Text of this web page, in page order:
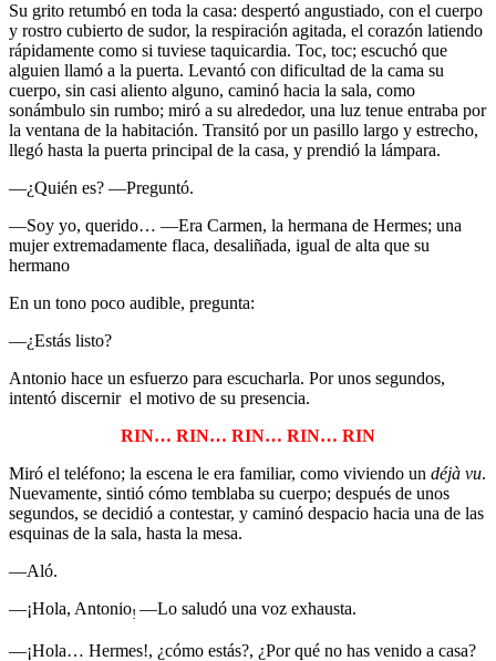
Su grito retumbó en toda la casa: despertó angustiado, con el cuerpo
y rostro cubierto de sudor, la respiración agitada, el corazón latiendo
rápidamente como si tuviese taquicardia. Toc, toc; escuchó que
alguien llamó a la puerta. Levantó con dificultad de la cama su
cuerpo, sin casi aliento alguno, caminó hacia la sala, como
sonámbulo sin rumbo; miró a su alrededor, una luz tenue entraba por
la ventana de la habitación. Transitó por un pasillo largo y estrecho,
llegó hasta la puerta principal de la casa, y prendió la lámpara.
—¿Quién es? —Preguntó.
—Soy yo, querido… —Era Carmen, la hermana de Hermes; una
mujer extremadamente flaca, desaliñada, igual de alta que su
hermano
En un tono poco audible, pregunta:
—¿Estás listo?
Antonio hace un esfuerzo para escucharla. Por unos segundos,
intentó discernir el motivo de su presencia.
RIN… RIN… RIN… RIN… RIN
Miró el teléfono; la escena le era familiar, como viviendo un déjà vu.
Nuevamente, sintió cómo temblaba su cuerpo; después de unos
segundos, se decidió a contestar, y caminó despacio hacia una de las
esquinas de la sala, hasta la mesa.
—Aló.
—¡Hola, Antonio! —Lo saludó una voz exhausta.
—¡Hola… Hermes!, ¿cómo estás?, ¿Por qué no has venido a casa?